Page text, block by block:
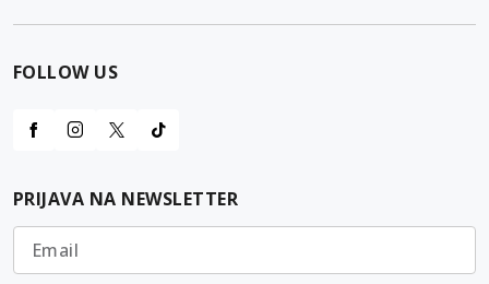
FOLLOW US
PRIJAVA NA NEWSLETTER
Email